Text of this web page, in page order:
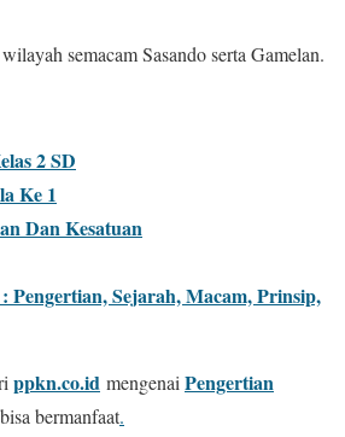
semacam Sasando serta Gamelan.
2 SD
Ke 1
Dan Kesatuan
Pengertian, Sejarah, Macam, Prinsip,
ppkn.co.id mengenai Pengertian
bermanfaat.